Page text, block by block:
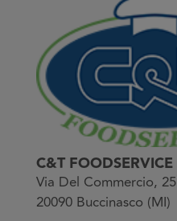
C&T FOODSERVICE
Via Del Commercio, 25
20090 Buccinasco (MI)